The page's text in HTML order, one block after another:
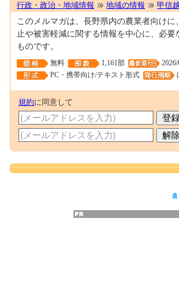
行政・政治・地域情報 地域の情報 甲信越
このメルマガは、長野県内の農業者向けに
止や被害軽減に関する情報を中心に、必要
ものです。
無料 1,161部
PC・携帯向け/テキスト形式
規約に同意して